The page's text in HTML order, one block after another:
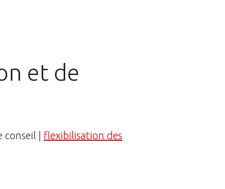
et de
| flexibilisation des